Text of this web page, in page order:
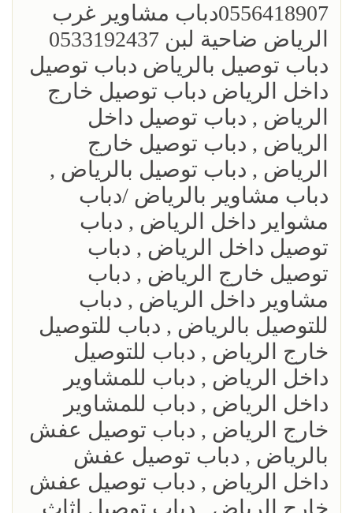
0556418907دباب مشاوير غرب
الرياض ضاحية لبن 0533192437
دباب توصيل بالرياض دباب توصيل
داخل الرياض دباب توصيل خارج
الرياض , دباب توصيل داخل
الرياض , دباب توصيل خارج
الرياض , دباب توصيل بالرياض ,
دباب مشاوير بالرياض /دباب
مشواير داخل الرياض , دباب
توصيل داخل الرياض , دباب
توصيل خارج الرياض , دباب
مشاوير داخل الرياض , دباب
للتوصيل بالرياض , دباب للتوصيل
خارج الرياض , دباب للتوصيل
داخل الرياض , دباب للمشاوير
داخل الرياض , دباب للمشاوير
خارج الرياض , دباب توصيل عفش
بالرياض , دباب توصيل عفش
داخل الرياض , دباب توصيل عفش
خارج الرياض , دباب توصيل اثاث